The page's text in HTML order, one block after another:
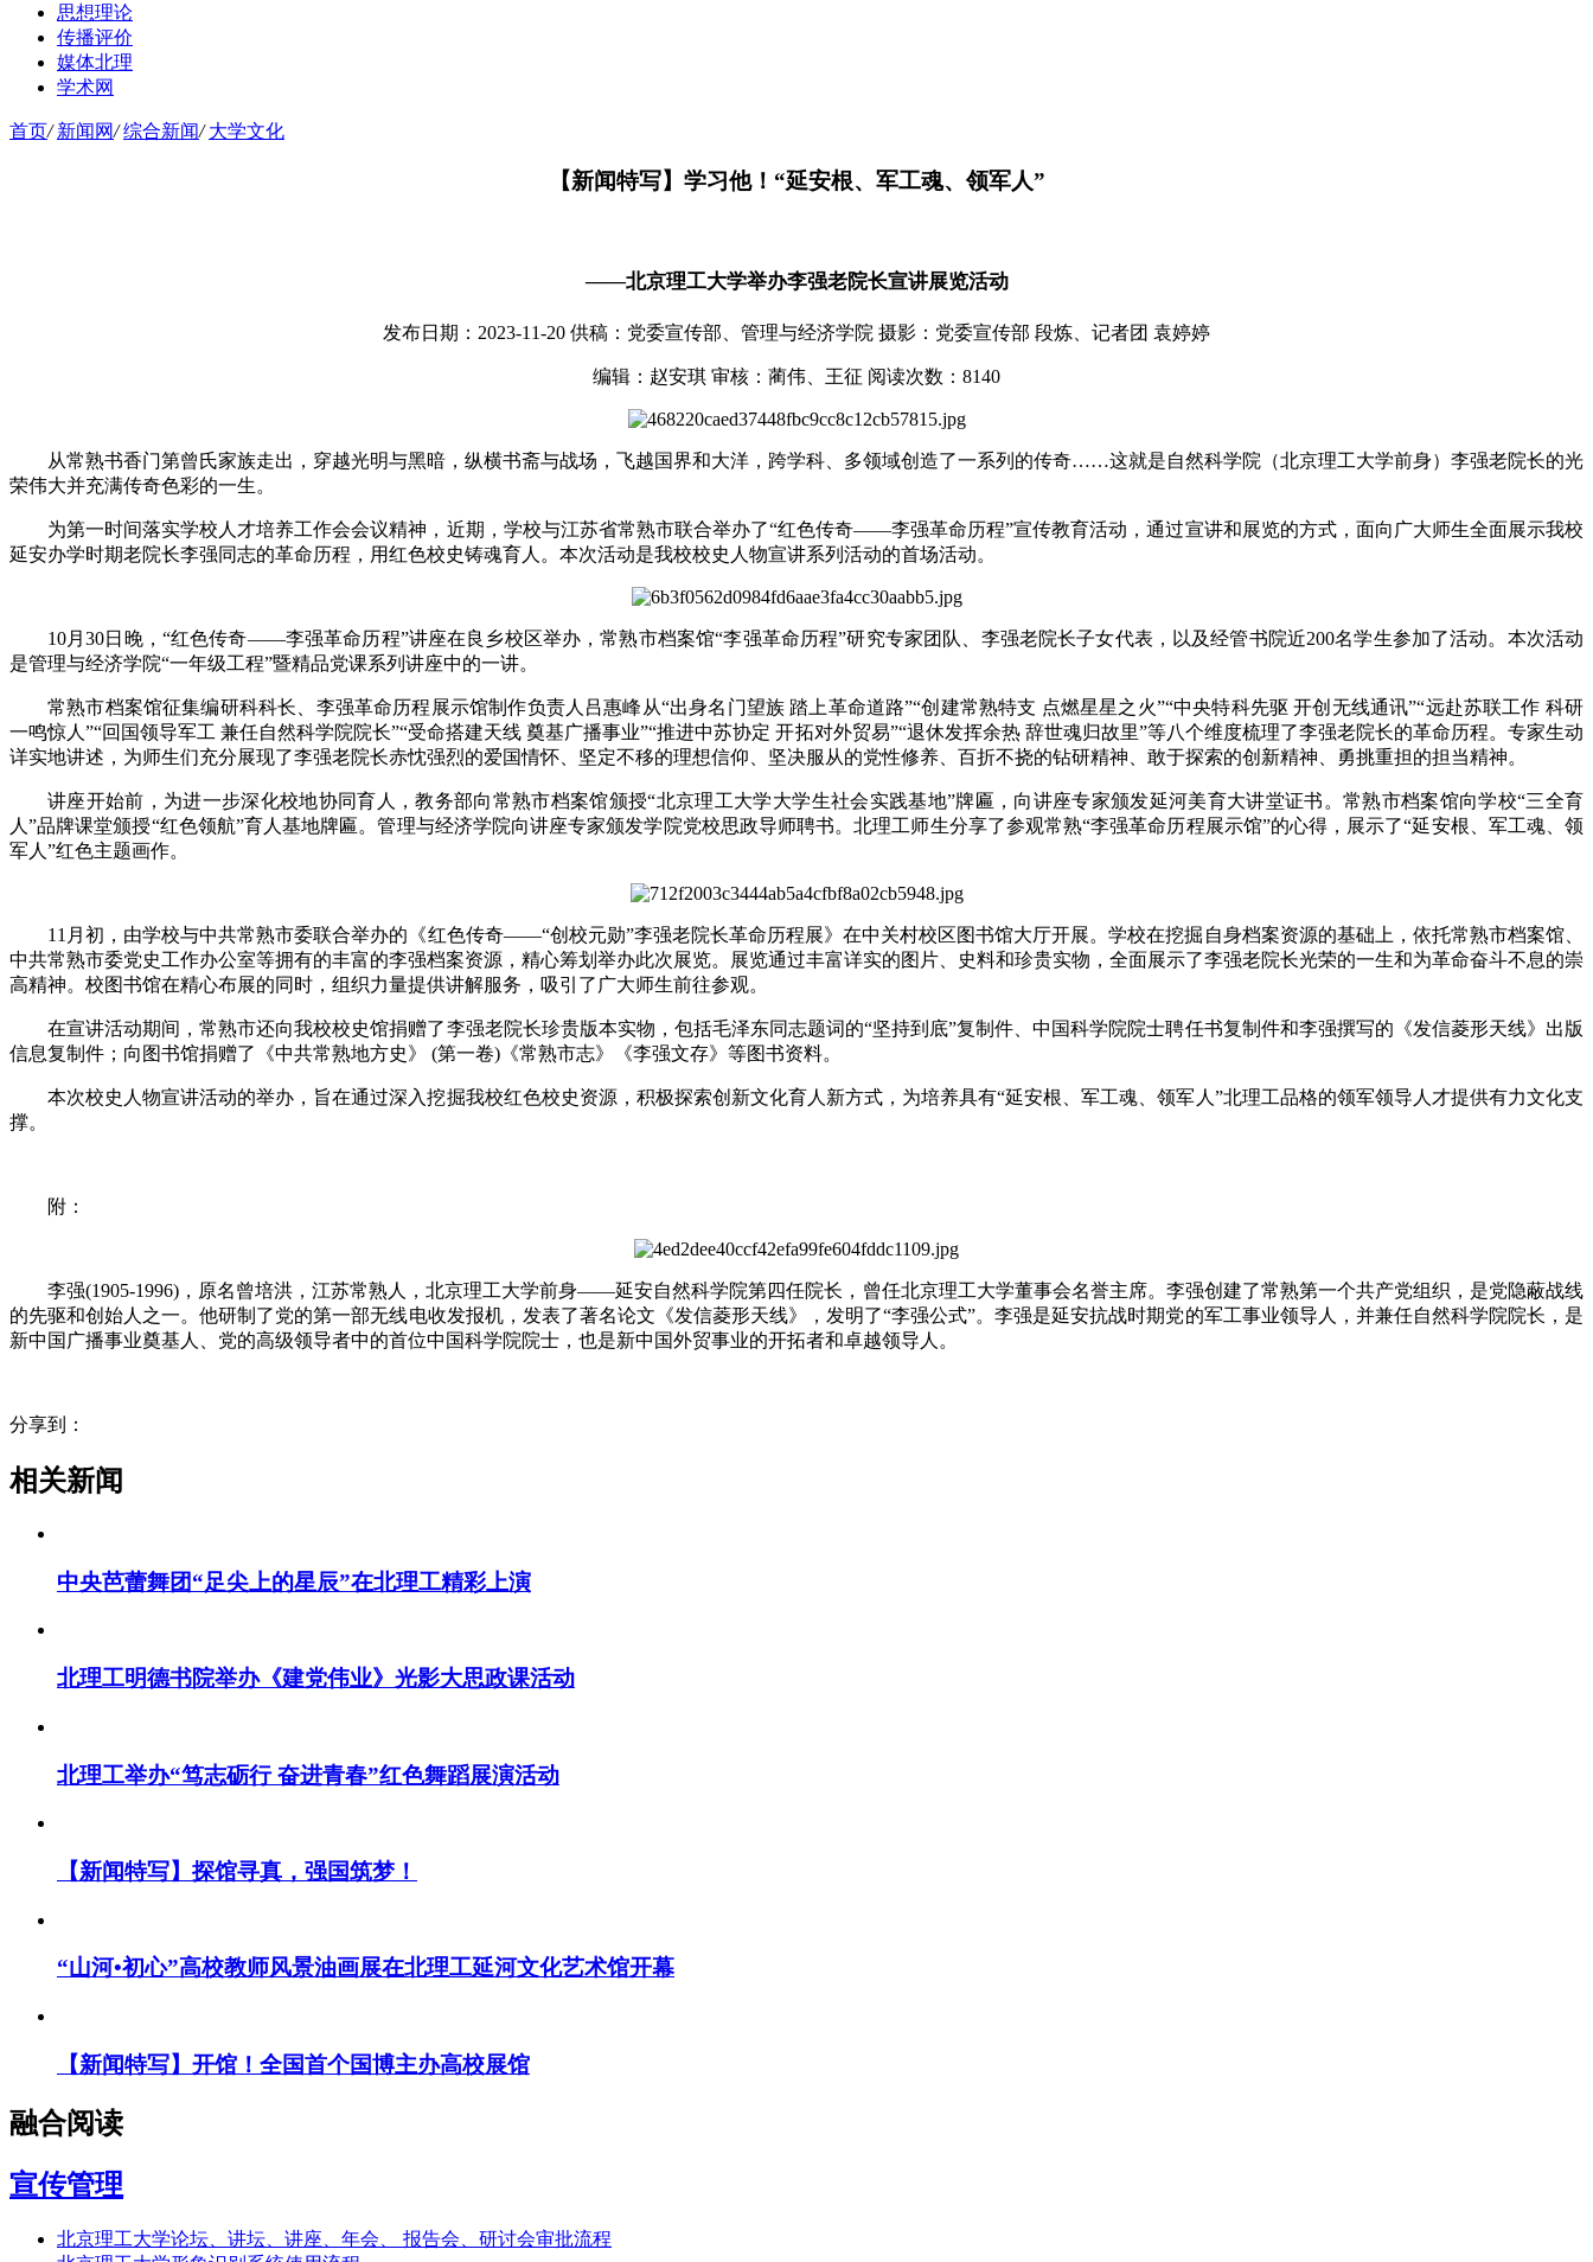
思想理论
传播评价
媒体北理
学术网
首页/ 新闻网/ 综合新闻/ 大学文化
【新闻特写】学习他！“延安根、军工魂、领军人”
——北京理工大学举办李强老院长宣讲展览活动
发布日期：2023-11-20 供稿：党委宣传部、管理与经济学院 摄影：党委宣传部 段炼、记者团 袁婷婷
编辑：赵安琪 审核：蔺伟、王征 阅读次数： 8140
从常熟书香门第曾氏家族走出，穿越光明与黑暗，纵横书斋与战场，飞越国界和大洋，跨学科、多领域创造了一系列的传奇……这就是自然科学院（北京理工大学前身）李强老院长的光
荣伟大并充满传奇色彩的一生。
为第一时间落实学校人才培养工作会会议精神，近期，学校与江苏省常熟市联合举办了“红色传奇——李强革命历程”宣传教育活动，通过宣讲和展览的方式，面向广大师生全面展示我校
延安办学时期老院长李强同志的革命历程，用红色校史铸魂育人。本次活动是我校校史人物宣讲系列活动的首场活动。
10月30日晚，“红色传奇——李强革命历程”讲座在良乡校区举办，常熟市档案馆“李强革命历程”研究专家团队、李强老院长子女代表，以及经管书院近200名学生参加了活动。本次活动
是管理与经济学院“一年级工程”暨精品党课系列讲座中的一讲。
常熟市档案馆征集编研科科长、李强革命历程展示馆制作负责人吕惠峰从“出身名门望族 踏上革命道路”“创建常熟特支 点燃星星之火”“中央特科先驱 开创无线通讯”“远赴苏联工作 科研
一鸣惊人”“回国领导军工 兼任自然科学院院长”“受命搭建天线 奠基广播事业”“推进中苏协定 开拓对外贸易”“退休发挥余热 辞世魂归故里”等八个维度梳理了李强老院长的革命历程。专家生动
详实地讲述，为师生们充分展现了李强老院长赤忱强烈的爱国情怀、坚定不移的理想信仰、坚决服从的党性修养、百折不挠的钻研精神、敢于探索的创新精神、勇挑重担的担当精神。
讲座开始前，为进一步深化校地协同育人，教务部向常熟市档案馆颁授“北京理工大学大学生社会实践基地”牌匾，向讲座专家颁发延河美育大讲堂证书。常熟市档案馆向学校“三全育
人”品牌课堂颁授“红色领航”育人基地牌匾。管理与经济学院向讲座专家颁发学院党校思政导师聘书。北理工师生分享了参观常熟“李强革命历程展示馆”的心得，展示了“延安根、军工魂、领
军人”红色主题画作。
11月初，由学校与中共常熟市委联合举办的《红色传奇——“创校元勋”李强老院长革命历程展》在中关村校区图书馆大厅开展。学校在挖掘自身档案资源的基础上，依托常熟市档案馆、
中共常熟市委党史工作办公室等拥有的丰富的李强档案资源，精心筹划举办此次展览。展览通过丰富详实的图片、史料和珍贵实物，全面展示了李强老院长光荣的一生和为革命奋斗不息的崇
高精神。校图书馆在精心布展的同时，组织力量提供讲解服务，吸引了广大师生前往参观。
在宣讲活动期间，常熟市还向我校校史馆捐赠了李强老院长珍贵版本实物，包括毛泽东同志题词的“坚持到底”复制件、中国科学院院士聘任书复制件和李强撰写的《发信菱形天线》出版
信息复制件；向图书馆捐赠了《中共常熟地方史》 (第一卷)《常熟市志》《李强文存》等图书资料。
本次校史人物宣讲活动的举办，旨在通过深入挖掘我校红色校史资源，积极探索创新文化育人新方式，为培养具有“延安根、军工魂、领军人”北理工品格的领军领导人才提供有力文化支
撑。
附：
李强(1905-1996)，原名曾培洪，江苏常熟人，北京理工大学前身——延安自然科学院第四任院长，曾任北京理工大学董事会名誉主席。李强创建了常熟第一个共产党组织，是党隐蔽战线
的先驱和创始人之一。他研制了党的第一部无线电收发报机，发表了著名论文《发信菱形天线》，发明了“李强公式”。李强是延安抗战时期党的军工事业领导人，并兼任自然科学院院长，是
新中国广播事业奠基人、党的高级领导者中的首位中国科学院院士，也是新中国外贸事业的开拓者和卓越领导人。
分享到：
相关新闻
中央芭蕾舞团“足尖上的星辰”在北理工精彩上演
北理工明德书院举办《建党伟业》光影大思政课活动
北理工举办“笃志砺行 奋进青春”红色舞蹈展演活动
【新闻特写】探馆寻真，强国筑梦！
“山河•初心”高校教师风景油画展在北理工延河文化艺术馆开幕
【新闻特写】开馆！全国首个国博主办高校展馆
融合阅读
宣传管理
北京理工大学论坛、讲坛、讲座、年会、 报告会、研讨会审批流程